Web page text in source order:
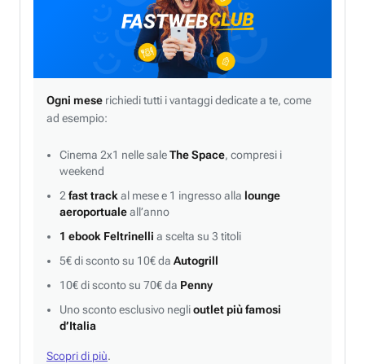
Ogni mese richiedi tutti i vantaggi dedicate a te, come
ad esempio:
Cinema 2x1 nelle saleThe Space, compresi i
weekend
2 fast track al mese e 1 ingresso alla lounge
aeroportualeall’anno
1 ebook Feltrinelli a scelta su 3 titoli
5€ di sconto su 10€ da Autogrill
10€ di sconto su 70€ da Penny
Uno sconto esclusivo neglioutlet più famosi
d’Italia
Scopri di più.